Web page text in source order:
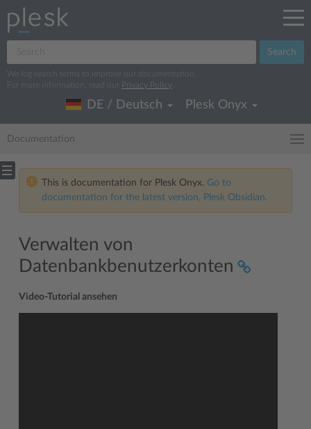
Search
We log search terms to improve our documentation.
For more information, read our
Privacy Policy
DE / Deutsch Plesk Onyx
Documentation
This is documentation for Plesk Onyx. Go to
documentation for the latest version, Plesk Obsidian.
Verwalten von
Datenbankbenutzerkonten
Video-Tutorial ansehen